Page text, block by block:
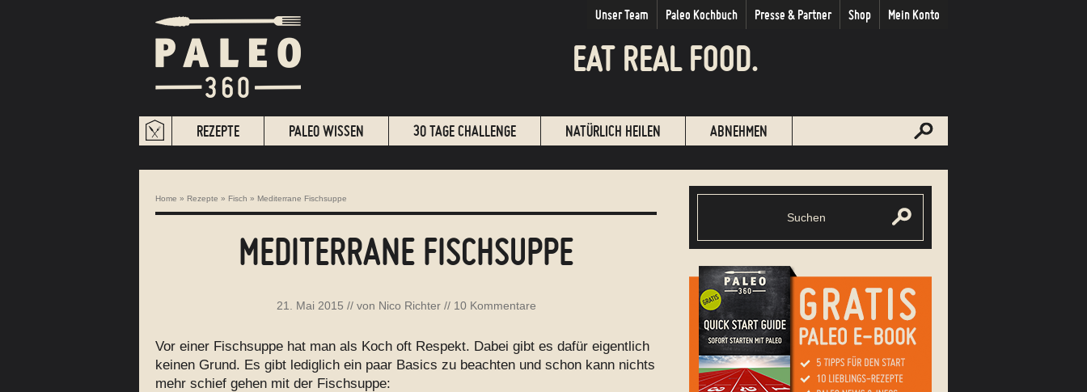
EAT REAL FOOD.
Unser Team Paleo Kochbuch Presse & Partner Shop Mein Konto
REZEPTE PALEO WISSEN 30 TAGE CHALLENGE NATÜRLICH HEILEN ABNEHMEN
Home » Rezepte » Fisch » Mediterrane Fischsuppe
MEDITERRANE FISCHSUPPE
21. Mai 2015 // von Nico Richter// 10 Kommentare
Vor einer Fischsuppe hat man als Koch oft Respekt. Dabei gibt es dafür eigentlich
keinen Grund. Es gibt lediglich ein paar Basics zu beachten und schon kann nichts
mehr schief gehen mit der Fischsuppe: